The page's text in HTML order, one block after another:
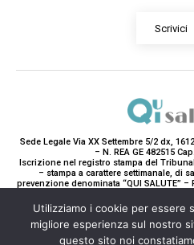
Scrivici
Sede Legale Via XX Settembre 5/2 dx,
– N. REA GE 482515
Iscrizione nel registro stampa del
– stampa a carattere settimanale, di
prevenzione denominata “QUI SALUTE”
Paola Gavarone. (Iscrizione registro
N.14/2020 Cron.
2020-2025©
Utilizziamo i cookie per essere
migliore esperienza sul nostro
questo sito noi